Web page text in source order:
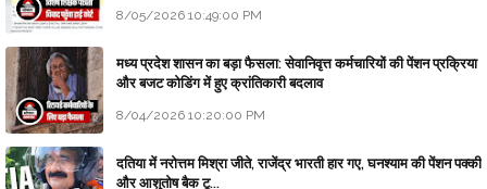
8/05/2026 10:49:00 PM
मध्य प्रदेश शासन का बड़ा फैसला: सेवानिवृत्त कर्मचारियों की पेंशन प्रक्रिया
और बजट कोडिंग में हुए क्रांतिकारी बदलाव
8/04/2026 10:20:00 PM
दतिया में नरोत्तम मिश्रा जीते, राजेंद्र भारती हार गए, घनश्याम की पेंशन पक्की
और आशुतोष बैक टू...